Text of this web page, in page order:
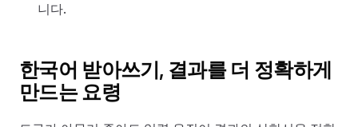
니다.
한국어 받아쓰기, 결과를 더 정확하게
만드는 요령